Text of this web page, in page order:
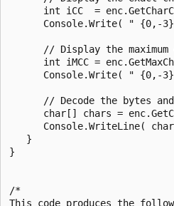
int iCC  =
Console.Write( " {0,-
// Display the maximum
int iMCC =
Console.Write( " {0,-
// Decode the bytes
char[] chars =
Console.WriteLine(
   }
}
/*
This code produces the